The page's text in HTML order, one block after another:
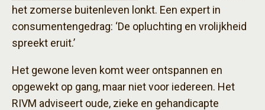
het zomerse buitenleven lonkt. Een expert in
consumentengedrag: ‘De opluchting en vrolijkheid
spreekt eruit.’
Het gewone leven komt weer ontspannen en
opgewekt op gang, maar niet voor iedereen. Het
RIVM adviseert oude, zieke en gehandicapte